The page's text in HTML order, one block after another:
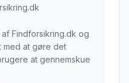
Findforsikring.dk og
at gøre det
at gennemskue